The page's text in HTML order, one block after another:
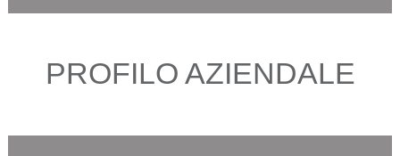
PROFILO AZIENDALE